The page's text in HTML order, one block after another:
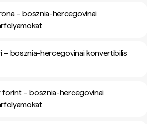
– bosznia-hercegovinai
– bosznia-hercegovinai konvertibilis
forint – bosznia-hercegovinai